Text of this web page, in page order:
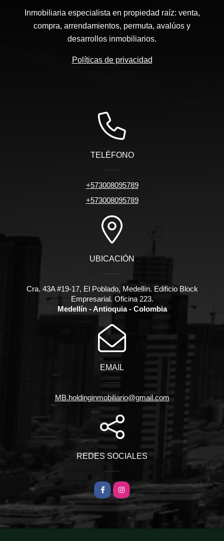
Inmobiliaria especialista en propiedad raíz: venta,
compra, arrendamientos, permuta, avalúos y
desarrollos inmobiliarios.
Políticas de privacidad
TELÉFONO
+573008095789
+573008095789
UBICACIÓN
Cra. 43A #19-17, El Poblado, Medellín. Edificio Block
Empresarial. Oficina 223.
Medellín - Antioquia - Colombia
EMAIL
MB.holdinginmobiliario@gmail.com
REDES SOCIALES
FacebookInstagram